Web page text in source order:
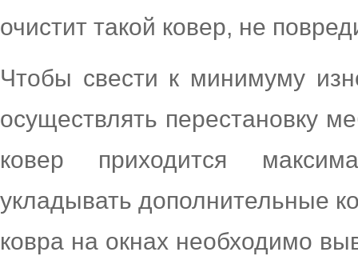
очистит такой ковер, не
Чтобы свести к минимуму
осуществлять перестановку
ковер приходится
укладывать дополнительные
ковра на окнах необходимо